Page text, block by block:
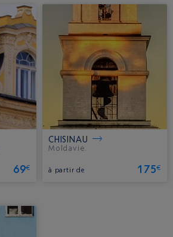
69€
CHISINAU
Moldavie.
à partir de 175€